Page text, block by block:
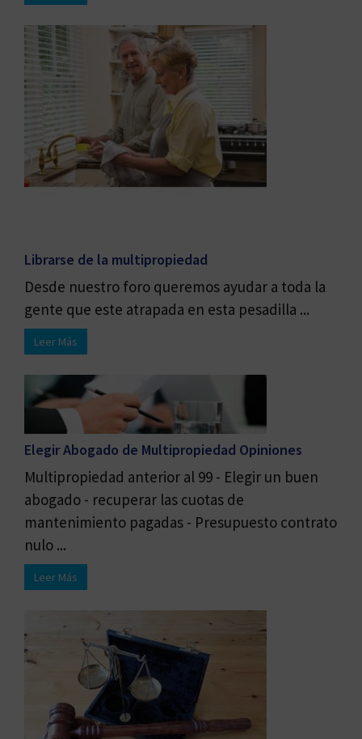
Librarse de la multipropiedad
Desde nuestro foro queremos ayudar a toda la
gente que este atrapada en esta pesadilla ...
Leer Más
Elegir Abogado de Multipropiedad Opiniones
Multipropiedad anterior al 99 - Elegir un buen
abogado - recuperar las cuotas de
mantenimiento pagadas - Presupuesto contrato
nulo ...
Leer Más